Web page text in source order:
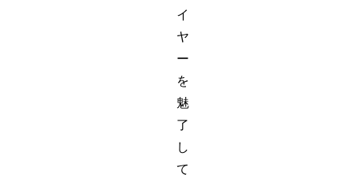
イ
ヤ
ー
を
魅
了
し
て